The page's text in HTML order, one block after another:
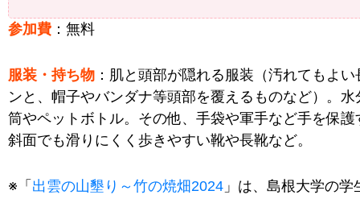
参加費 ：無料
服装・持ち物 ：肌と頭部が隠れる服装（汚れてもよ
ンと、帽子やバンダナ等頭部を覆えるものなど）。水
筒やペットボトル。その他、手袋や軍手など手を保護
斜面でも滑りにくく歩きやすい靴や長靴など。
※「 出雲の山墾り～竹の焼畑2024 」は、島根大学の学